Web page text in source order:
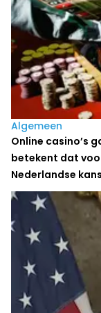
Algemeen
Online casino’s
betekent dat
Nederlandse